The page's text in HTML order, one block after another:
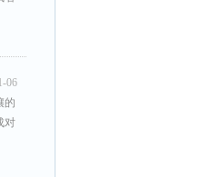
06
的
对